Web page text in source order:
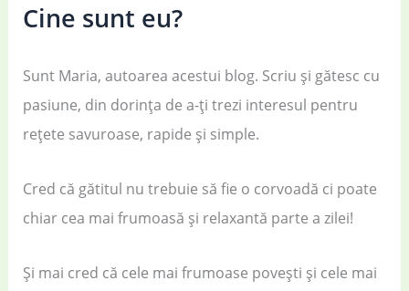
Cine sunt eu?
Sunt Maria, autoarea acestui blog. Scriu și gătesc cu
pasiune, din dorința de a-ți trezi interesul pentru
rețete savuroase, rapide și simple.
Cred că gătitul nu trebuie să fie o corvoadă ci poate
chiar cea mai frumoasă și relaxantă parte a zilei!
Și mai cred că cele mai frumoase povești și cele mai